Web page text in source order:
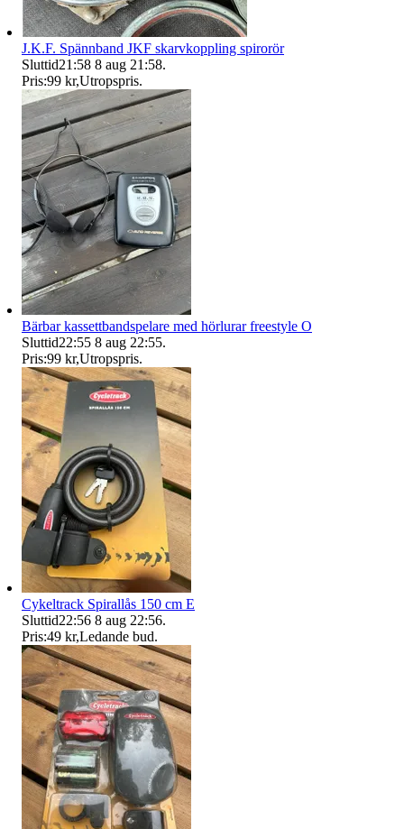
J.K.F. Spännband JKF skarvkoppling spirorör
Sluttid21:58 8 aug 21:58.
Pris:99 kr,Utropspris.
Bärbar kassettbandspelare med hörlurar freestyle O
Sluttid22:55 8 aug 22:55.
Pris:99 kr,Utropspris.
Cykeltrack Spirallås 150 cm E
Sluttid22:56 8 aug 22:56.
Pris:49 kr,Ledande bud.